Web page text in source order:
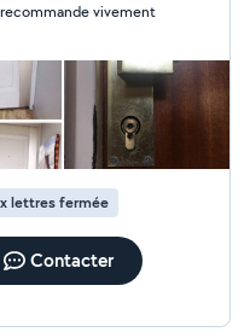
prix.
vivement
lettres fermée
Contacter